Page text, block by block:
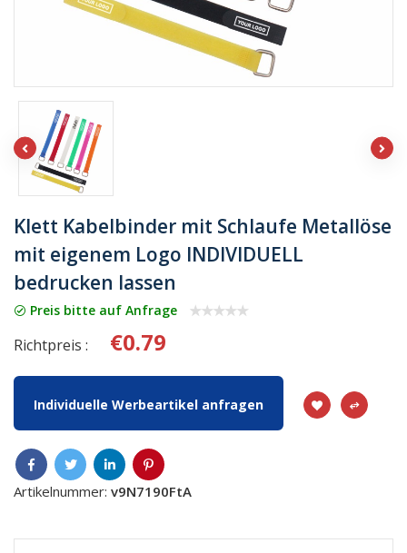
Klett Kabelbinder mit Schlaufe Metallöse
mit eigenem Logo INDIVIDUELL
bedrucken lassen
Preis bitte auf Anfrage
Richtpreis : €0.79
Individuelle Werbeartikel anfragen
Artikelnummer: v9N7190FtA